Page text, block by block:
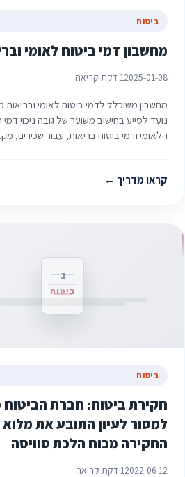
ביטוח
מחשבון דמי ביטוח לאומי
2025-01-081 דקת קריאה
מחשבון משוכלל לדמי ביטוח לאומי ובריאות
נועד לסייע בחישוב משוער של גובה ניכוי דמי
הלאומי ודמי ביטוח בריאות, עבור שכירים,
קראו מדריך
ב
ביטוח
ביטוח
חקירת ביטוח: חברת הביטוח
למסור לעיון התובע את
החקירה מכוח הלכת סוויסה
2022-06-121 דקת קריאה